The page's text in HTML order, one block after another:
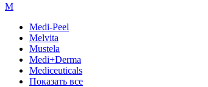
M
Medi-Peel
Melvita
Mustela
Medi+Derma
Mediceuticals
Показать все